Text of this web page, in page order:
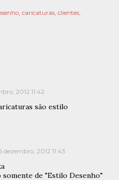
caricaturas clientes
2012 11:42
são estilo
dezembro, 2012 11:43
somente de "Estilo Desenho"